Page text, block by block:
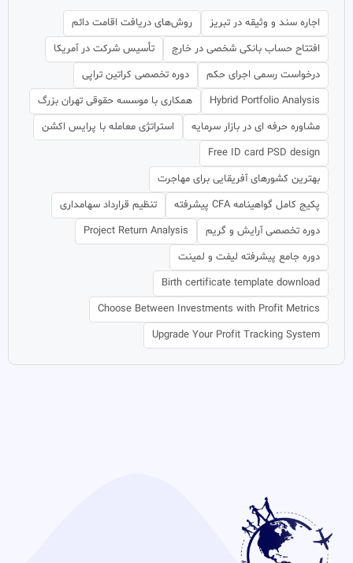
اجاره سند و وثیقه در تبریز
روش‌های دریافت اقامت دائم
افتتاح حساب بانکی شخصی در خارج
تأسیس شرکت در آمریکا
درخواست رسمی اجرای حکم
دوره تخصصی کراتین تراپی
Hybrid Portfolio Analysis
همکاری با موسسه حقوقی تهران بزرگ
مشاوره حرفه ای در بازار سرمایه
استراتژی معامله با پرایس اکشن
Free ID card PSD design
بهترین کشورهای آفریقایی برای مهاجرت
پکیج کامل گواهینامه CFA پیشرفته
تنظیم قرارداد سهامداری
دوره تخصصی آرایش و گریم
Project Return Analysis
دوره جامع پیشرفته لیفت و لمینت
Birth certificate template download
Choose Between Investments with Profit Metrics
Upgrade Your Profit Tracking System